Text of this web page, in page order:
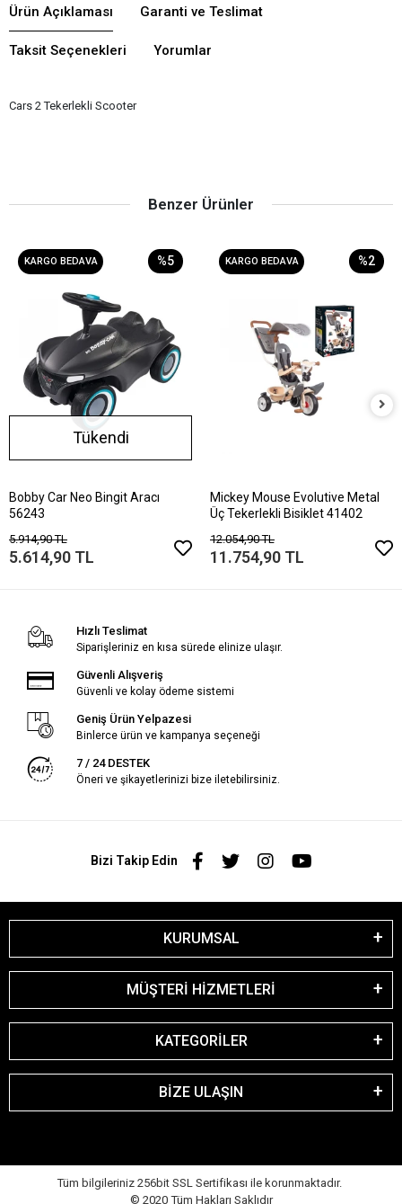
Ürün Açıklaması Garanti ve Teslimat
Taksit Seçenekleri Yorumlar
Cars 2 Tekerlekli Scooter
Benzer Ürünler
KARGO BEDAVA %5
Tükendi
Bobby Car Neo Bingit Aracı
56243
5.914,90 TL
5.614,90 TL
KARGO BEDAVA %2
Mickey Mouse Evolutive Metal
Üç Tekerlekli Bisiklet 41402
12.054,90 TL
11.754,90 TL
Hızlı Teslimat
Siparişleriniz en kısa sürede elinize ulaşır.
Güvenli Alışveriş
Güvenli ve kolay ödeme sistemi
Geniş Ürün Yelpazesi
Binlerce ürün ve kampanya seçeneği
7 / 24 DESTEK
Öneri ve şikayetlerinizi bize iletebilirsiniz.
Bizi Takip Edin
KURUMSAL
MÜŞTERİ HİZMETLERİ
KATEGORİLER
BİZE ULAŞIN
Tüm bilgileriniz 256bit SSL Sertifikası ile korunmaktadır.
© 2020 Tüm Hakları Saklıdır